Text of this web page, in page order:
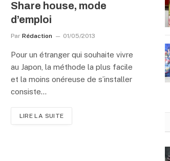
Share house, mode
d’emploi
Par Rédaction 01/05/2013
Pour un étranger qui souhaite vivre
au Japon, la méthode la plus facile
et la moins onéreuse de s’installer
consiste…
LIRE LA SUITE